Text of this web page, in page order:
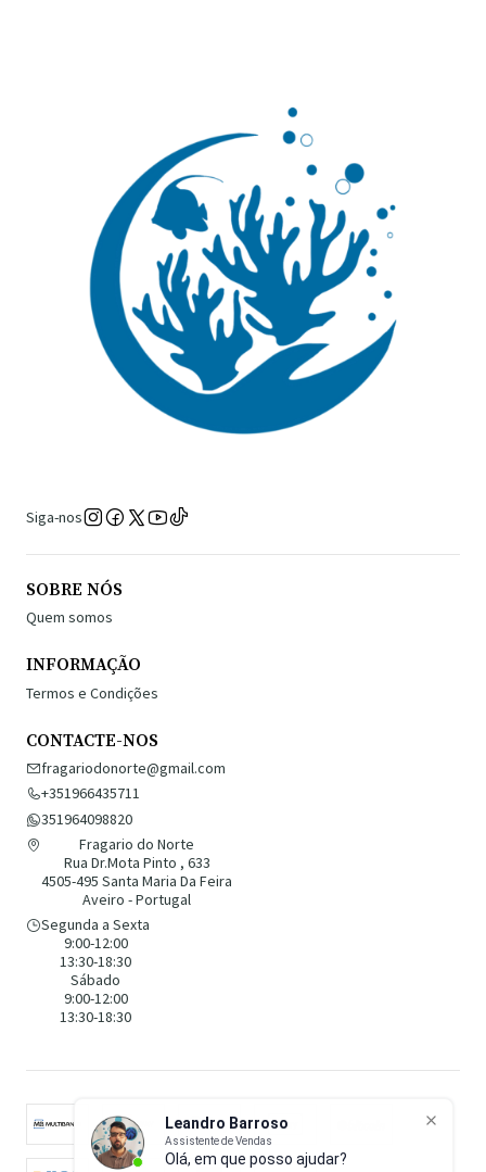
Leandro Barroso
Assistente de Vendas
Olá, em que posso ajudar?
Siga-nos
SOBRE NÓS
Quem somos
INFORMAÇÃO
Termos e Condições
CONTACTE-NOS
fragariodonorte@gmail.com
+351966435711
351964098820
Fragario do Norte
Rua Dr.Mota Pinto , 633
4505-495 Santa Maria Da Feira
Aveiro - Portugal
Segunda a Sexta
9:00-12:00
13:30-18:30
Sábado
9:00-12:00
13:30-18:30